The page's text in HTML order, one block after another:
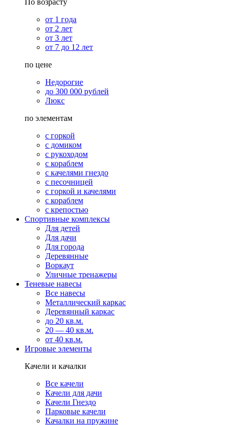
По возрасту
от 1 года
от 2 лет
от 3 лет
от 7 до 12 лет
по цене
Недорогие
до 300 000 рублей
Люкс
по элементам
с горкой
с домиком
с рукоходом
с кораблем
с качелями гнездо
с песочницей
с горкой и качелями
с кораблем
с крепостью
Спортивные комплексы
Для детей
Для дачи
Для города
Деревянные
Воркаут
Уличные тренажеры
Теневые навесы
Все навесы
Металлический каркас
Деревянный каркас
до 20 кв.м.
20 — 40 кв.м.
от 40 кв.м.
Игровые элементы
Качели и качалки
Все качели
Качели для дачи
Качели Гнездо
Парковые качели
Качалки на пружине